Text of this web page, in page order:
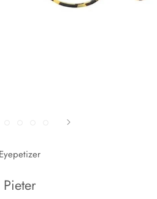
Eyepetizer
Pieter